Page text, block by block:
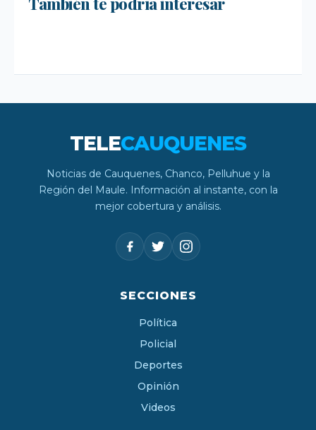
niños y adolescentes durante la
millones a 62 juntas de vecinos en
la ciudad con la conexión a internet
TELECAUQUENES
Noticias de Cauquenes, Chanco, Pelluhue y la
Región del Maule. Información al instante, con la
mejor cobertura y análisis.
SECCIONES
Política
Policial
Deportes
Opinión
Videos